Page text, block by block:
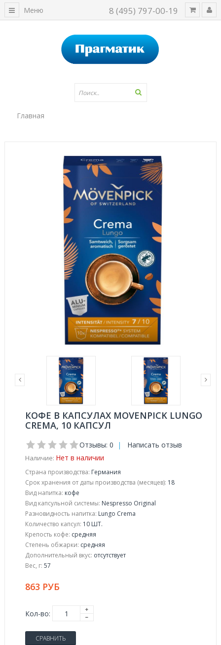
8 (495) 797-00-19
Меню
Главная
КОФЕ В КАПСУЛАХ MOVENPICK LUNGO
CREMA, 10 КАПСУЛ
Отзывы: 0 | Написать отзыв
Наличие: Нет в наличии
Страна производства: Германия
Срок хранения от даты производства (месяцев): 18
Вид напитка: кофе
Вид капсульной системы: Nespresso Original
Разновидность напитка: Lungo Crema
Количество капсул: 10 ШТ.
Крепость кофе: средняя
Степень обжарки: средняя
Дополнительный вкус: отсутствует
Вес, г: 57
863 РУБ
Кол-во:
СРАВНИТЬ